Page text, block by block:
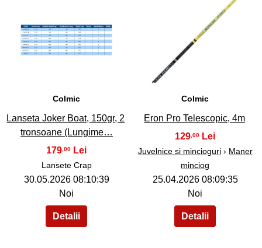
38
Colmic
Lanseta Joker Boat, 150gr, 2
tronsoane (Lungime…
179 ,00
Lansete Crap
30.05.2026 08:10:39
Noi
39
Colmic
Eron Pro Telescopic, 4m
129 ,00
Juvelnice si mincioguri› Maner
minciog
25.04.2026 08:09:35
Noi